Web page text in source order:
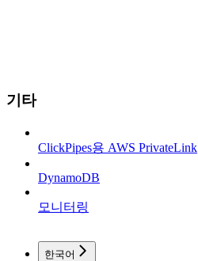
기타
ClickPipes용 AWS PrivateLink
DynamoDB
모니터링
한국어